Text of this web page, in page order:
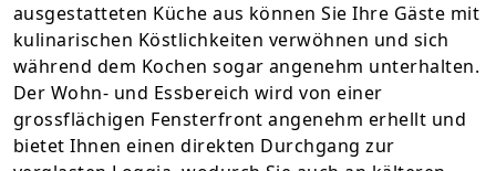
ausgestatteten Küche aus können Sie Ihre Gäste mit
kulinarischen Köstlichkeiten verwöhnen und sich
während dem Kochen sogar angenehm unterhalten.
Der Wohn- und Essbereich wird von einer
grossflächigen Fensterfront angenehm erhellt und
bietet Ihnen einen direkten Durchgang zur